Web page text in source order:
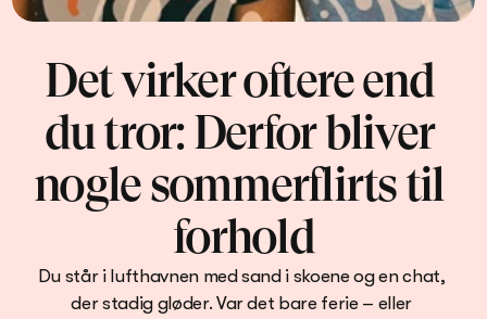
Det virker oftere end
du tror: Derfor bliver
nogle sommerflirts til
forhold
Du står i lufthavnen med sand i skoene og en chat,
der stadig gløder. Var det bare ferie – eller